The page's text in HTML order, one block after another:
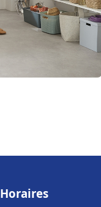
Horaires